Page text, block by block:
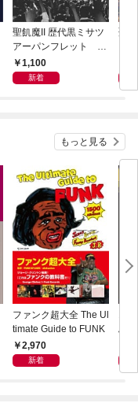
聖飢魔II 歴代黒ミサツ
アーパンフレット Th
e 35++th Anniversary
TENACIOUS GREAT
1,100
新着
聖
別
もっと見る
ファンク超大全 The Ul
timate Guide to FUNK
2,970
新着
ぶ
ク